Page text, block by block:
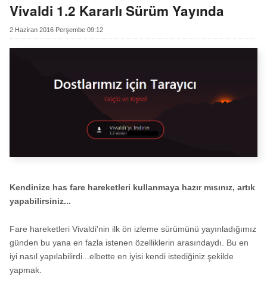
Vivaldi 1.2 Kararlı Sürüm Yayında
2 Haziran 2016 Perşembe 09:12
Kendinize has fare hareketleri kullanmaya hazır mısınız, artık
yapabilirsiniz...
Fare hareketleri Vivaldi'nin ilk ön izleme sürümünü yayınladığımız
günden bu yana en fazla istenen özelliklerin arasındaydı. Bu en
iyi nasıl yapılabilirdi...elbette en iyisi kendi istediğiniz şekilde
yapmak.